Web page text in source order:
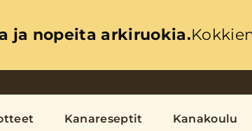
ja nopeita arkiruokia.
Kanareseptit Kanakoulu